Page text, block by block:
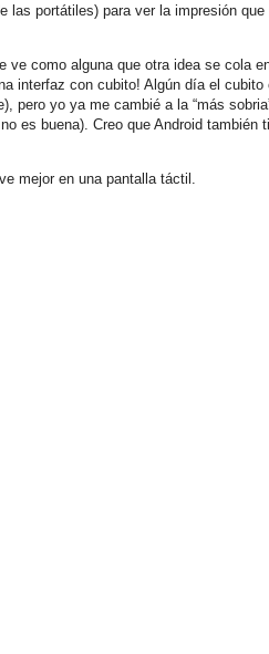
las portátiles) para ver la impresión que
ve como alguna que otra idea se cola
interfaz con cubito! Algún día el cubito
pero yo ya me cambié a la “más
es buena). Creo que Android también
mejor en una pantalla táctil.